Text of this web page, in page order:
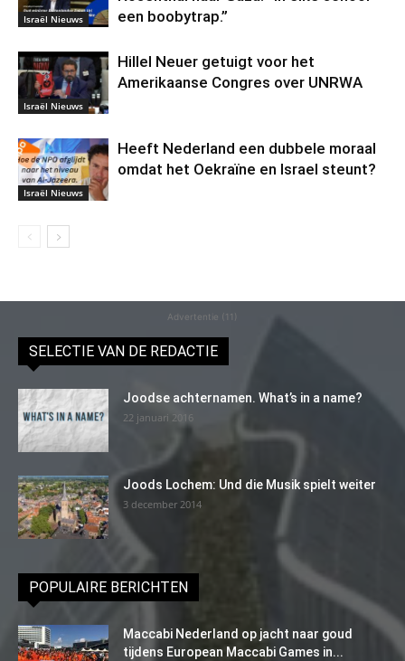
Israël Nieuws
een boobytrap.”
Israël Nieuws
Hillel Neuer getuigt voor het
Amerikaanse Congres over UNRWA
Israël Nieuws
Heeft Nederland een dubbele moraal
omdat het Oekraïne en Israel steunt?
Advertentie (11)
SELECTIE VAN DE REDACTIE
Joodse achternamen. What’s in a name?
22 januari 2016
Joods Lochem: Und die Musik spielt weiter
3 december 2014
POPULAIRE BERICHTEN
Maccabi Nederland op jacht naar goud
tijdens European Maccabi Games in...